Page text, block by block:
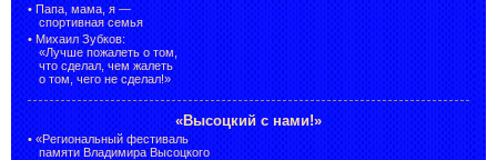
• Папа, мама, я —
спортивная семья
• Михаил Зубков:
«Лучше пожалеть о том,
что сделал, чем жалеть
о том, чего не сделал!»
«Высоцкий с нами!»
• «Региональный фестиваль
памяти Владимира Высоцкого